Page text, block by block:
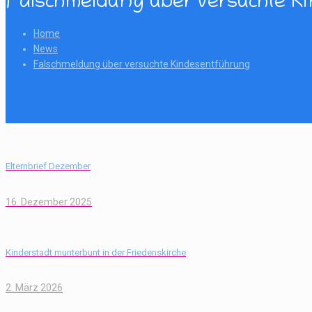
Home
News
Falschmeldung über versuchte Kindesentführung
Elternbrief Dezember
16. Dezember 2025
Kinderstadt munterbunt in der Friedenskirche
2. März 2026